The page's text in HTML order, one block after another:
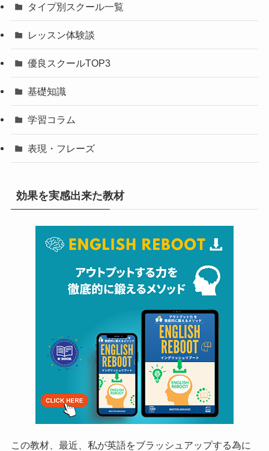
タイプ別スクール一覧
レッスン体験談
優良スクールTOP3
基礎知識
学習コラム
表現・フレーズ
効果を実感出来た教材
この教材、最近、私が英語をブラッシュアップする為に